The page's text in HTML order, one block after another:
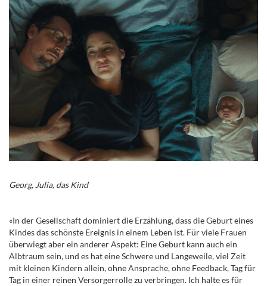
Georg, Julia, das Kind
«In der Gesellschaft dominiert die Erzählung, dass die Geburt eines
Kindes das schönste Ereignis in einem Leben ist. Für viele Frauen
überwiegt aber ein anderer Aspekt: Eine Geburt kann auch ein
Albtraum sein, und es hat eine Schwere und Langeweile, viel Zeit
mit kleinen Kindern allein, ohne Ansprache, ohne Feedback, Tag für
Tag in einer reinen Versorgerrolle zu verbringen. Ich halte es für